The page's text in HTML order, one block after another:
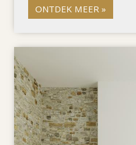
ONTDEK MEER »